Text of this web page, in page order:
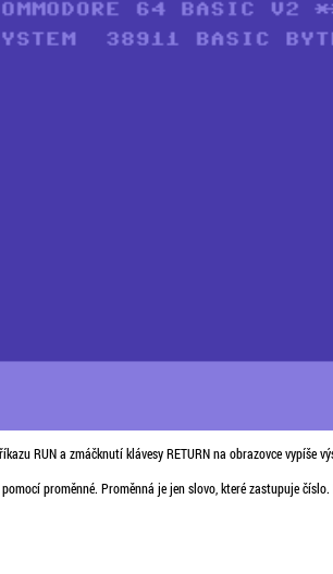
RUN a zmáčknutí klávesy RETURN na obrazovce vypíše
proměnné. Proměnná je jen slovo, které zastupuje